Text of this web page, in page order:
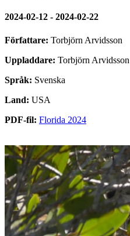
2024-02-12 - 2024-02-22
Författare: Torbjörn Arvidsson
Uppladdare: Torbjörn Arvidsson
Språk: Svenska
Land: USA
PDF-fil: Florida 2024